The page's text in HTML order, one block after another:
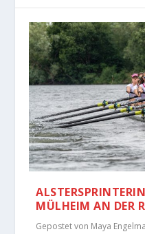
MÜLHEIM AN DER
Gepostet von Maya